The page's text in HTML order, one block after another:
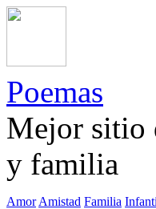
Poemas
Mejor sitio
y familia
Amor Amistad Familia